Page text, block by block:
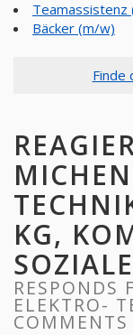
Teamassistenz
Bäcker (m/w)
Finde
KG,
RESPONDS
ELEKTRO-